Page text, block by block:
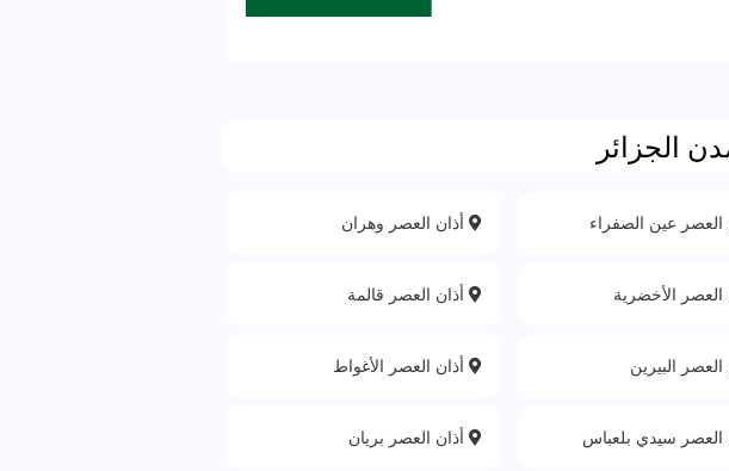
الجزائر
العصر عين الصفراء أذان العصر وهران
العصر الأخضرية أذان العصر قالمة
البيرين أذان العصر الأغواط
العصر سيدي بلعباس أذان العصر بريان